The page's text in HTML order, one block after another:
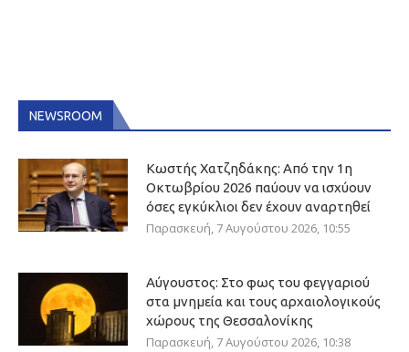
NEWSROOM
Κωστής Χατζηδάκης: Από την 1η
Οκτωβρίου 2026 παύουν να ισχύουν
όσες εγκύκλιοι δεν έχουν αναρτηθεί
Παρασκευή, 7 Αυγούστου 2026, 10:55
Αύγουστος: Στο φως του φεγγαριού
στα μνημεία και τους αρχαιολογικούς
χώρους της Θεσσαλονίκης
Παρασκευή, 7 Αυγούστου 2026, 10:38